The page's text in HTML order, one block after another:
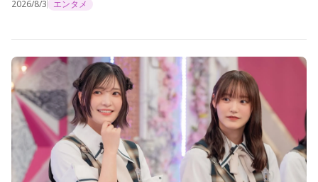
2026/8/3 エンタメ